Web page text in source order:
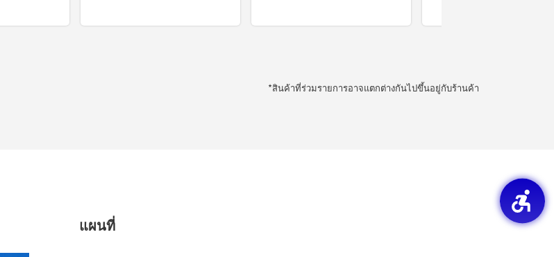
*สินค้าที่ร่วมรายการอาจแตกต่างกันไปขึ้นอยู่กับร้านค้า
แผนที่